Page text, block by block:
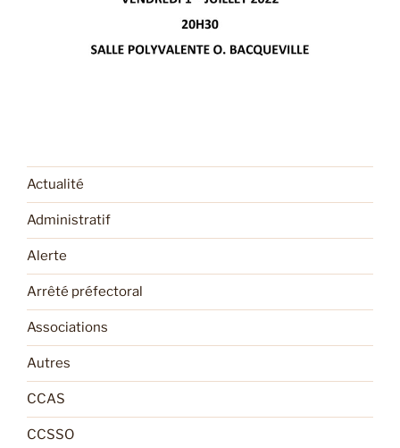
Actualité
Administratif
Alerte
Arrêté préfectoral
Associations
Autres
CCAS
CCSSO